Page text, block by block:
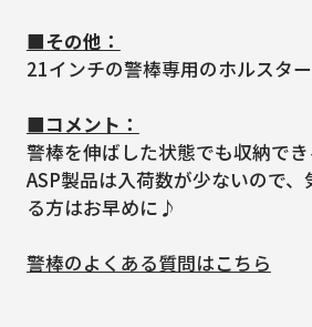
■その他：
21インチの警棒専用のホルスター
■コメント：
警棒を伸ばした状態でも収納でき
ASP製品は入荷数が少ないので
る方はお早めに♪
警棒のよくある質問はこちら